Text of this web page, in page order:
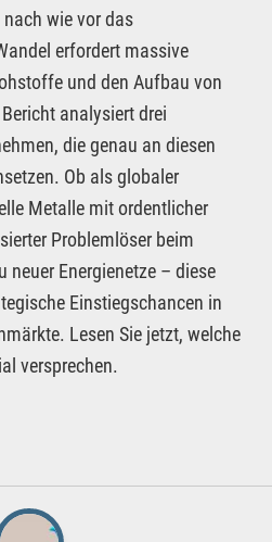
wie vor das
erfordert massive
und den Aufbau von
analysiert drei
die genau an diesen
Ob als globaler
Metalle mit ordentlicher
Problemlöser beim
neuer Energienetze – diese
Einstiegschancen in
Lesen Sie jetzt, welche
versprechen.